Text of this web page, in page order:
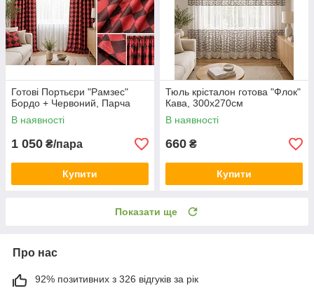
Готові Портьєри "Рамзес"
Бордо + Червоний, Парча
В наявності
1 050 ₴/пара
Купити
Тюль крісталон готова "Флок"
Кава, 300х270см
В наявності
660 ₴
Купити
Показати ще
Про нас
92% позитивних з 326 відгуків за рік